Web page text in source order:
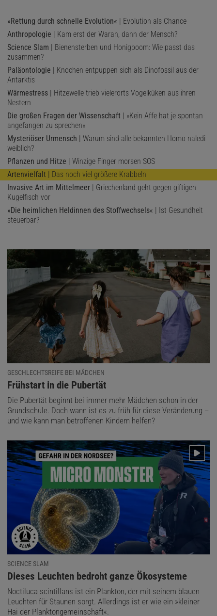
»Rettung durch schnelle Evolution« | Evolution als Chance
Anthropologie | Kam erst der Waran, dann der Mensch?
Science Slam | Bienensterben und Honigboom: Wie passt das
zusammen?
Paläontologie | Knochen entpuppen sich als Dinofossil aus der
Antarktis
Wärmestress | Hitzewelle trieb vielerorts Vogelküken aus ihren
Nestern
Die großen Fragen der Wissenschaft | »Kein Affe hat je spontan
angefangen zu sprechen«
Mysteriöser Urmensch | Warum sind alle bekannten Homo naledi
weiblich?
Pflanzen und Hitze | Winzige Finger morsen SOS
Artenvielfalt | Das noch viel größere Krabbeln
Invasive Art im Mittelmeer | Griechenland geht gegen giftigen
Kugelfisch vor
»Die heimlichen Heldinnen des Stoffwechsels« | Ist Gesundheit
steuerbar?
GESCHLECHTSREIFE BEI MÄDCHEN
:
Frühstart in die Pubertät
Die Pubertät beginnt bei immer mehr Mädchen schon in der
Grundschule. Doch wann ist es zu früh für diese Veränderung –
und wie kann man betroffenen Kindern helfen?
SCIENCE SLAM
:
Dieses Leuchten bedroht ganze Ökosysteme
Noctiluca scintillans ist ein Plankton, der mit seinem blauen
Leuchten für Staunen sorgt. Allerdings ist er wie ein »kleiner
Hai der Planktongemeinschaft«.